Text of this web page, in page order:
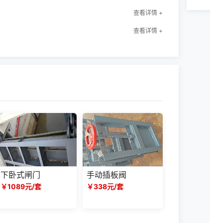
查看详情 +
查看详情 +
下卧式闸门
￥1089元/套
手动插板阀
￥338元/套